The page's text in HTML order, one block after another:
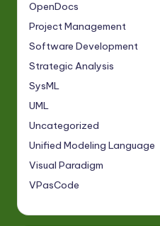
OpenDocs
Project Management
Software Development
Strategic Analysis
SysML
UML
Uncategorized
Unified Modeling Language
Visual Paradigm
VPasCode